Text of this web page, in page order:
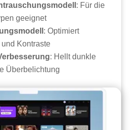
: Für die
geeignet
: Optimiert
Kontraste
: Hellt dunkle
Überbelichtung